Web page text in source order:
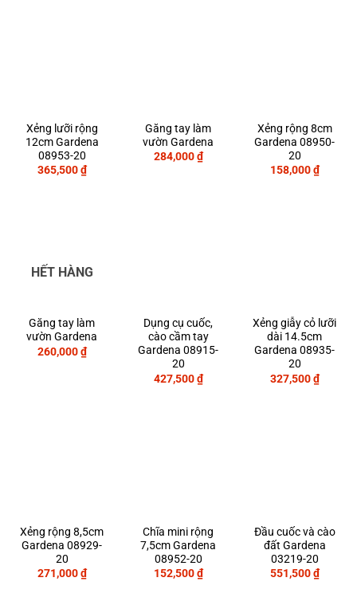
Xẻng lưỡi rộng
12cm Gardena
08953-20
365,500₫
Găng tay làm
vườn Gardena
284,000₫
Xẻng rộng 8cm
Gardena 08950-
20
158,000₫
HẾT HÀNG
Găng tay làm
vườn Gardena
260,000₫
Dụng cụ cuốc,
cào cầm tay
Gardena 08915-
20
427,500₫
Xẻng giẫy cỏ lưỡi
dài 14.5cm
Gardena 08935-
20
327,500₫
Xẻng rộng 8,5cm
Gardena 08929-
20
271,000₫
Chĩa mini rộng
7,5cm Gardena
08952-20
152,500₫
Đầu cuốc và cào
đất Gardena
03219-20
551,500₫